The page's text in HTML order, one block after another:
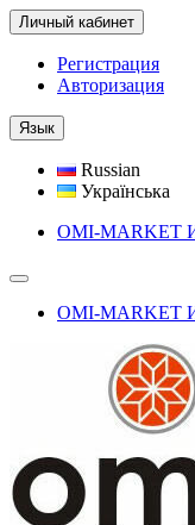
Личный кабинет
Регистрация
Авторизация
Язык
Russian
Українська
OMI-MARKET
OMI-MARKET